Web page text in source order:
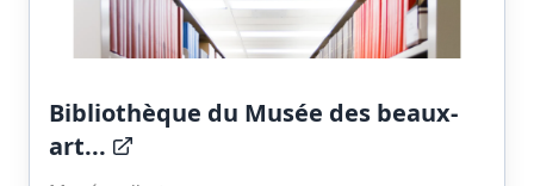
Bibliothèque du Musée des beaux-
art...